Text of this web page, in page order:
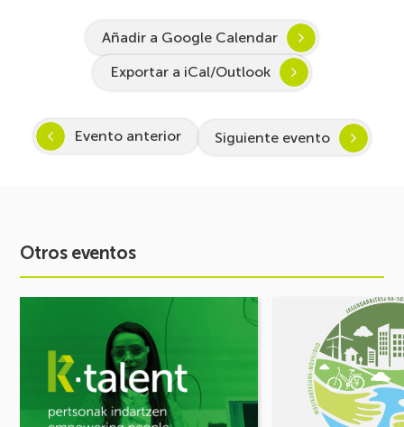
Añadir a Google Calendar
Exportar a iCal/Outlook
Evento anterior Siguiente evento
Otros eventos
STEAM
2027:
MOVILIDAD
¡Comparte